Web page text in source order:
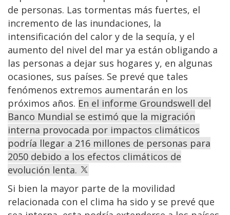
de personas. Las tormentas más fuertes, el
incremento de las inundaciones, la
intensificación del calor y de la sequía, y el
aumento del nivel del mar ya están obligando a
las personas a dejar sus hogares y, en algunas
ocasiones, sus países. Se prevé que tales
fenómenos extremos aumentarán en los
próximos años. En el informe Groundswell del
Banco Mundial se estimó que la migración
interna provocada por impactos climáticos
podría llegar a 216 millones de personas para
2050 debido a los efectos climáticos de
evolución lenta.
Si bien la mayor parte de la movilidad
relacionada con el clima ha sido y se prevé que